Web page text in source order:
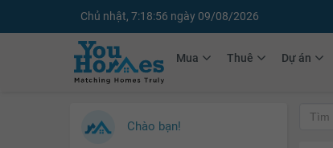
Chủ nhật, 7:18:57 ngày 09/08/2026
Mua Thuê Dự án
Chào bạn!